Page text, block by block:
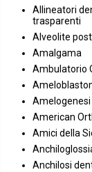
Allineatori
trasparenti
Alveolite
Amalgama
Ambulatorio
American
Amici della
Anchilosi